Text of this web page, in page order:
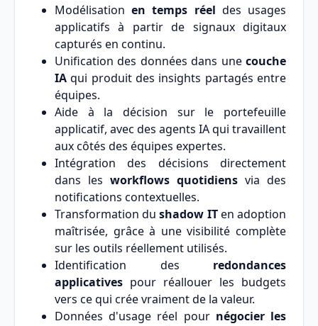
Modélisationen temps réel des usages
applicatifs à partir de signaux digitaux
capturés en continu.
Unification des données dans une couche
IA qui produit des insights partagés entre
équipes.
Aide à la décision sur le portefeuille
applicatif, avec des agents IA qui travaillent
aux côtés des équipes expertes.
Intégration des décisions directement
dans les workflows quotidiens via des
notifications contextuelles.
Transformation dushadow ITen adoption
maîtrisée, grâce à une visibilité complète
sur les outils réellement utilisés.
Identification des redondances
applicatives pour réallouer les budgets
vers ce qui crée vraiment de la valeur.
Données d'usage réel pour négocier les